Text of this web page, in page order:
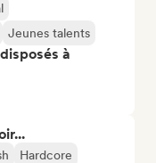
Jeunes talents
à
Hardcore